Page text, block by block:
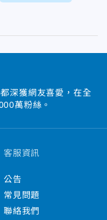
深獲網友喜愛，在全
萬粉絲。
客服資訊
公告
常見問題
聯絡我們